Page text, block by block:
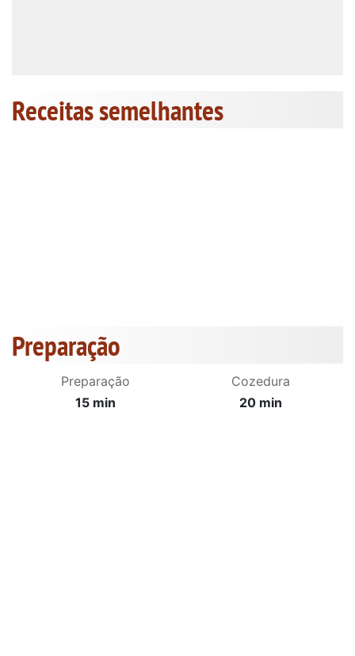
Receitas semelhantes
Preparação
Preparação
15 min
Cozedura
20 min